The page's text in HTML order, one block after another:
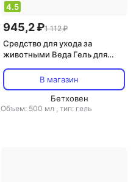
4.5
945,2 ₽1 112 ₽
Средство для ухода за
животными Веда Гель для
охлаждающе-разогревающий
с камфорой и ментолом 0,5л
В магазин
Бетховен
Объем: 500 мл , тип: гель